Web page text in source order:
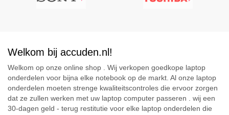
Welkom bij accuden.nl!
Welkom op onze online shop . Wij verkopen goedkope laptop
onderdelen voor bijna elke notebook op de markt. Al onze laptop
onderdelen moeten strenge kwaliteitscontroles die ervoor zorgen
dat ze zullen werken met uw laptop computer passeren . wij een
30-dagen geld - terug restitutie voor elke laptop onderdelen die